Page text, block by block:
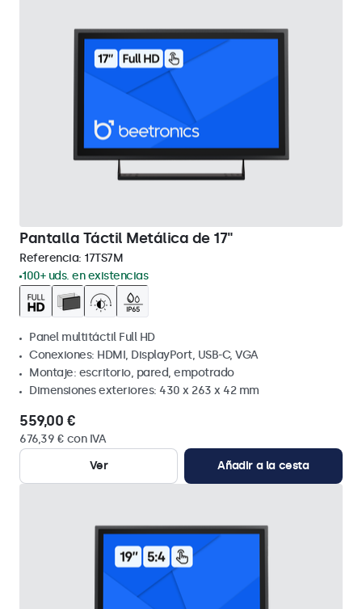
Pantalla Táctil Metálica de 17"
Referencia: 17TS7M
100+ uds. en existencias
Panel multitáctil Full HD
Conexiones: HDMI, DisplayPort, USB-C, VGA
Montaje: escritorio, pared, empotrado
Dimensiones exteriores: 430 x 263 x 42 mm
559,00 €
676,39 € con IVA
Ver
Añadir a la cesta